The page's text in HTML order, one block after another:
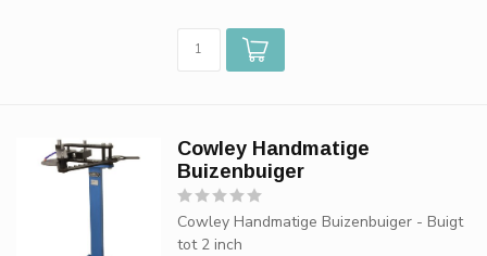
Cowley Handmatige
Buizenbuiger
Cowley Handmatige Buizenbuiger - Buigt
tot 2 inch